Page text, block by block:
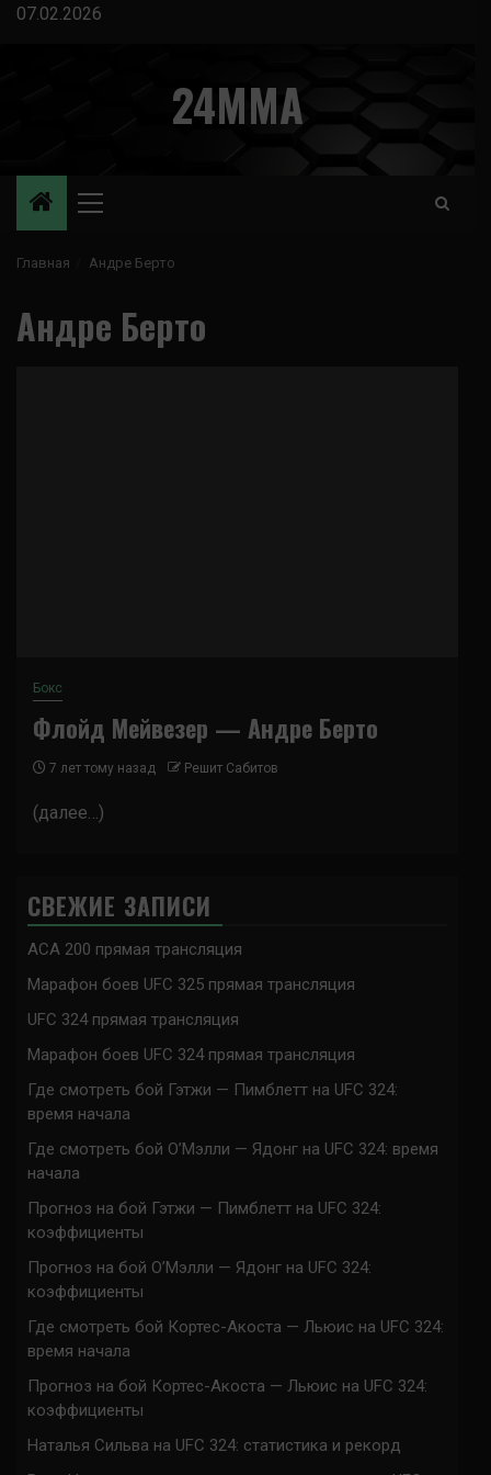
Перейти
07.02.2026
24MMA
Основное
Главная Андре Берто
Андре Берто
Бокс
Флойд Мейвезер — Андре Берто
7 лет тому назад Решит Сабитов
(далее…)
СВЕЖИЕ ЗАПИСИ
ACA 200 прямая трансляция
Марафон боев UFC 325 прямая трансляция
UFC 324 прямая трансляция
Марафон боев UFC 324 прямая трансляция
Где смотреть бой Гэтжи — Пимблетт на UFC 324:
время начала
Где смотреть бой О’Мэлли — Ядонг на UFC 324: время
начала
Прогноз на бой Гэтжи — Пимблетт на UFC 324:
коэффициенты
Прогноз на бой О’Мэлли — Ядонг на UFC 324:
коэффициенты
Где смотреть бой Кортес-Акоста — Льюис на UFC 324:
время начала
Прогноз на бой Кортес-Акоста — Льюис на UFC 324:
коэффициенты
Наталья Сильва на UFC 324: статистика и рекорд